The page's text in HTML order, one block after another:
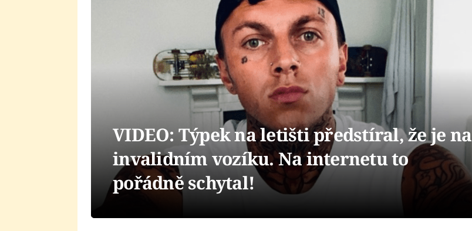
VIDEO: Týpek na letišti předstíral, že je na
invalidním vozíku. Na internetu to
pořádně schytal!